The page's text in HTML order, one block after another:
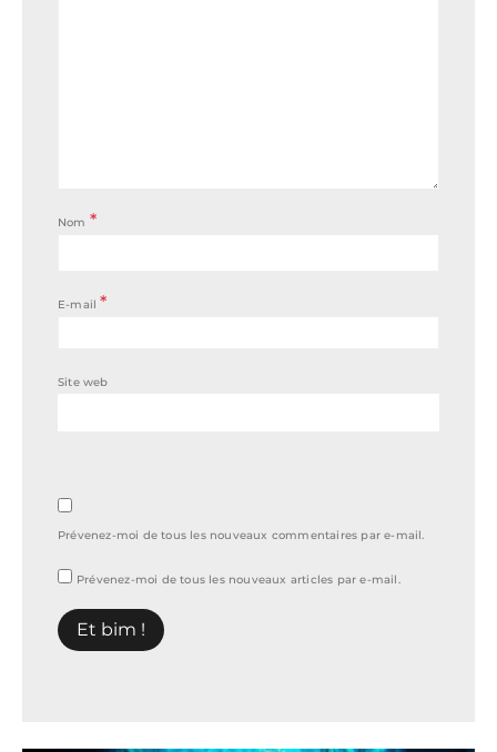
Nom *
E-mail*
Site web
Prévenez-moi de tous les nouveaux commentaires par e-mail.
Prévenez-moi de tous les nouveaux articles par e-mail.